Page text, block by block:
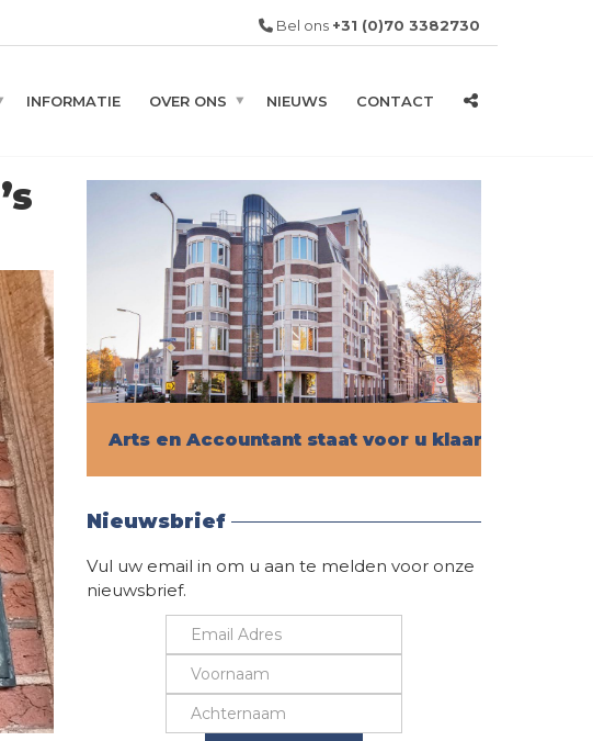
Bel ons +31 (0)70 3382730
INFORMATIE OVER ONS NIEUWS CONTACT
Arts en Accountant staat voor u klaar!
Nieuwsbrief
Vul uw email in om u aan te melden voor onze
nieuwsbrief.